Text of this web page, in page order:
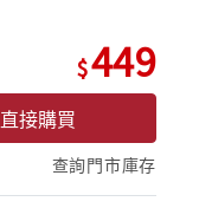
449
直接購買
查詢門市庫存